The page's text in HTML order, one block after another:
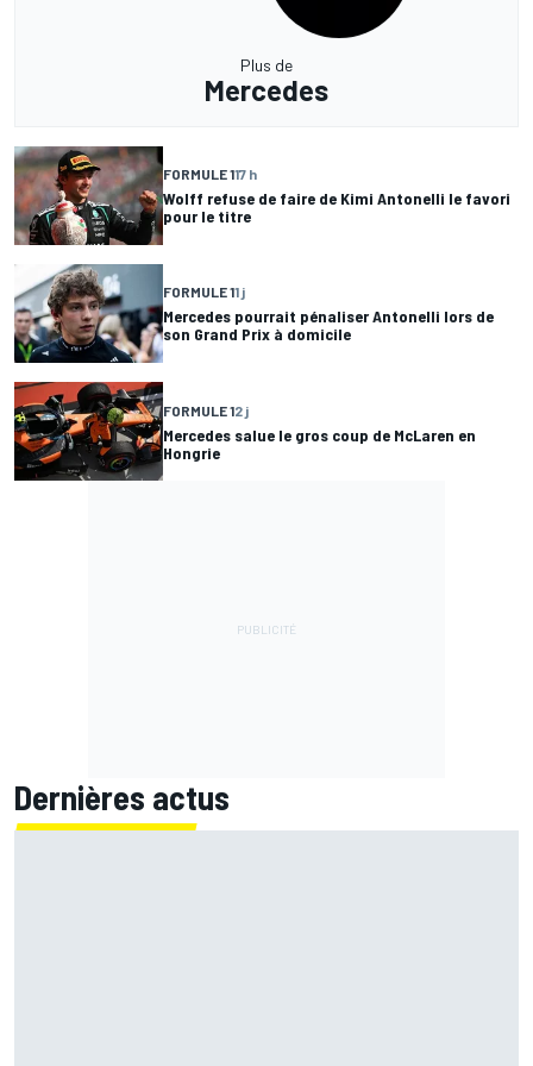
Plus de
Mercedes
FORMULE 117 h
Wolff refuse de faire de Kimi Antonelli le favori
pour le titre
FORMULE 11 j
Mercedes pourrait pénaliser Antonelli lors de
son Grand Prix à domicile
FORMULE 12 j
Mercedes salue le gros coup de McLaren en
Hongrie
Dernières actus